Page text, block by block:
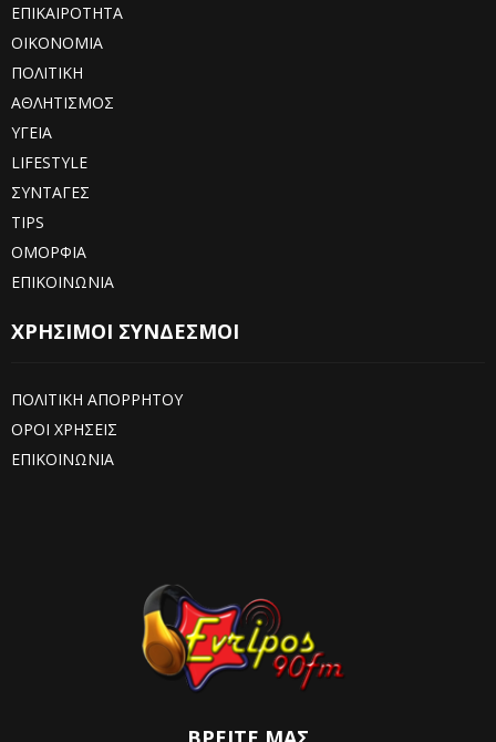
ΕΠΙΚΑΙΡΟΤΗΤΑ
ΟΙΚΟΝΟΜΙΑ
ΠΟΛΙΤΙΚΗ
ΑΘΛΗΤΙΣΜΟΣ
ΥΓΕΙΑ
LIFESTYLE
ΣΥΝΤΑΓΕΣ
TIPS
ΟΜΟΡΦΙΑ
ΕΠΙΚΟΙΝΩΝΙΑ
ΧΡΗΣΙΜΟΙ ΣΥΝΔΕΣΜΟΙ
ΠΟΛΙΤΙΚΗ ΑΠΟΡΡΗΤΟΥ
ΟΡΟΙ ΧΡΗΣΕΙΣ
ΕΠΙΚΟΙΝΩΝΙΑ